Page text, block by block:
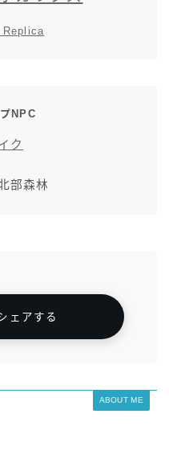
Replica
NPC
ク
部森林
ェアする
ABOUT ME